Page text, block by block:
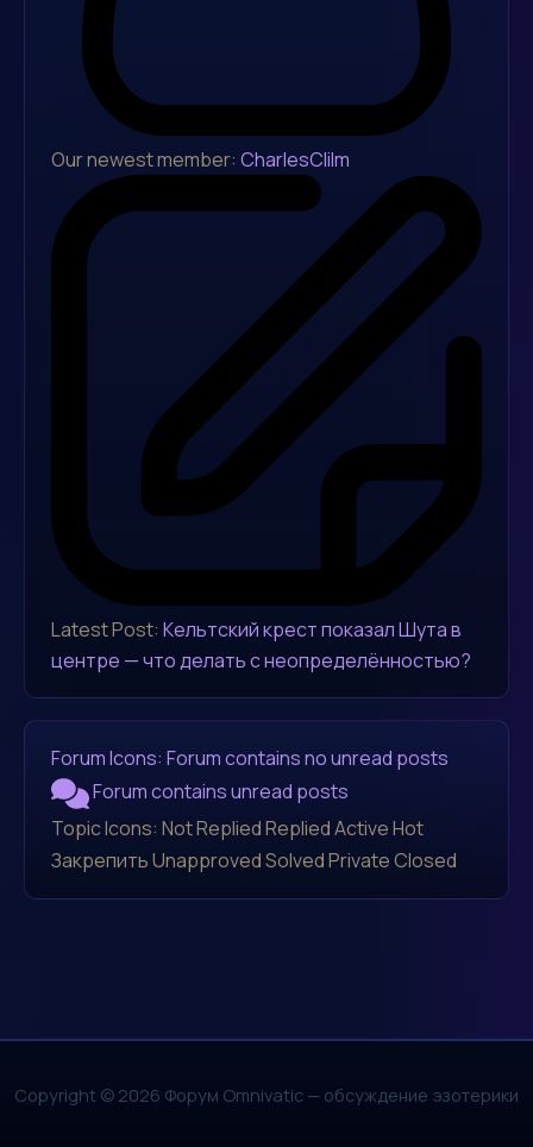
Our newest member: CharlesClilm
Latest Post: Кельтский крест показал Шута в
центре — что делать с неопределённостью?
Forum Icons: Forum contains no unread posts
Forum contains unread posts
Topic Icons: Not RepliedRepliedActiveHot
ЗакрепитьUnapprovedSolvedPrivateClosed
Copyright © 2026 Форум Omnivatic — обсуждение эзотерики